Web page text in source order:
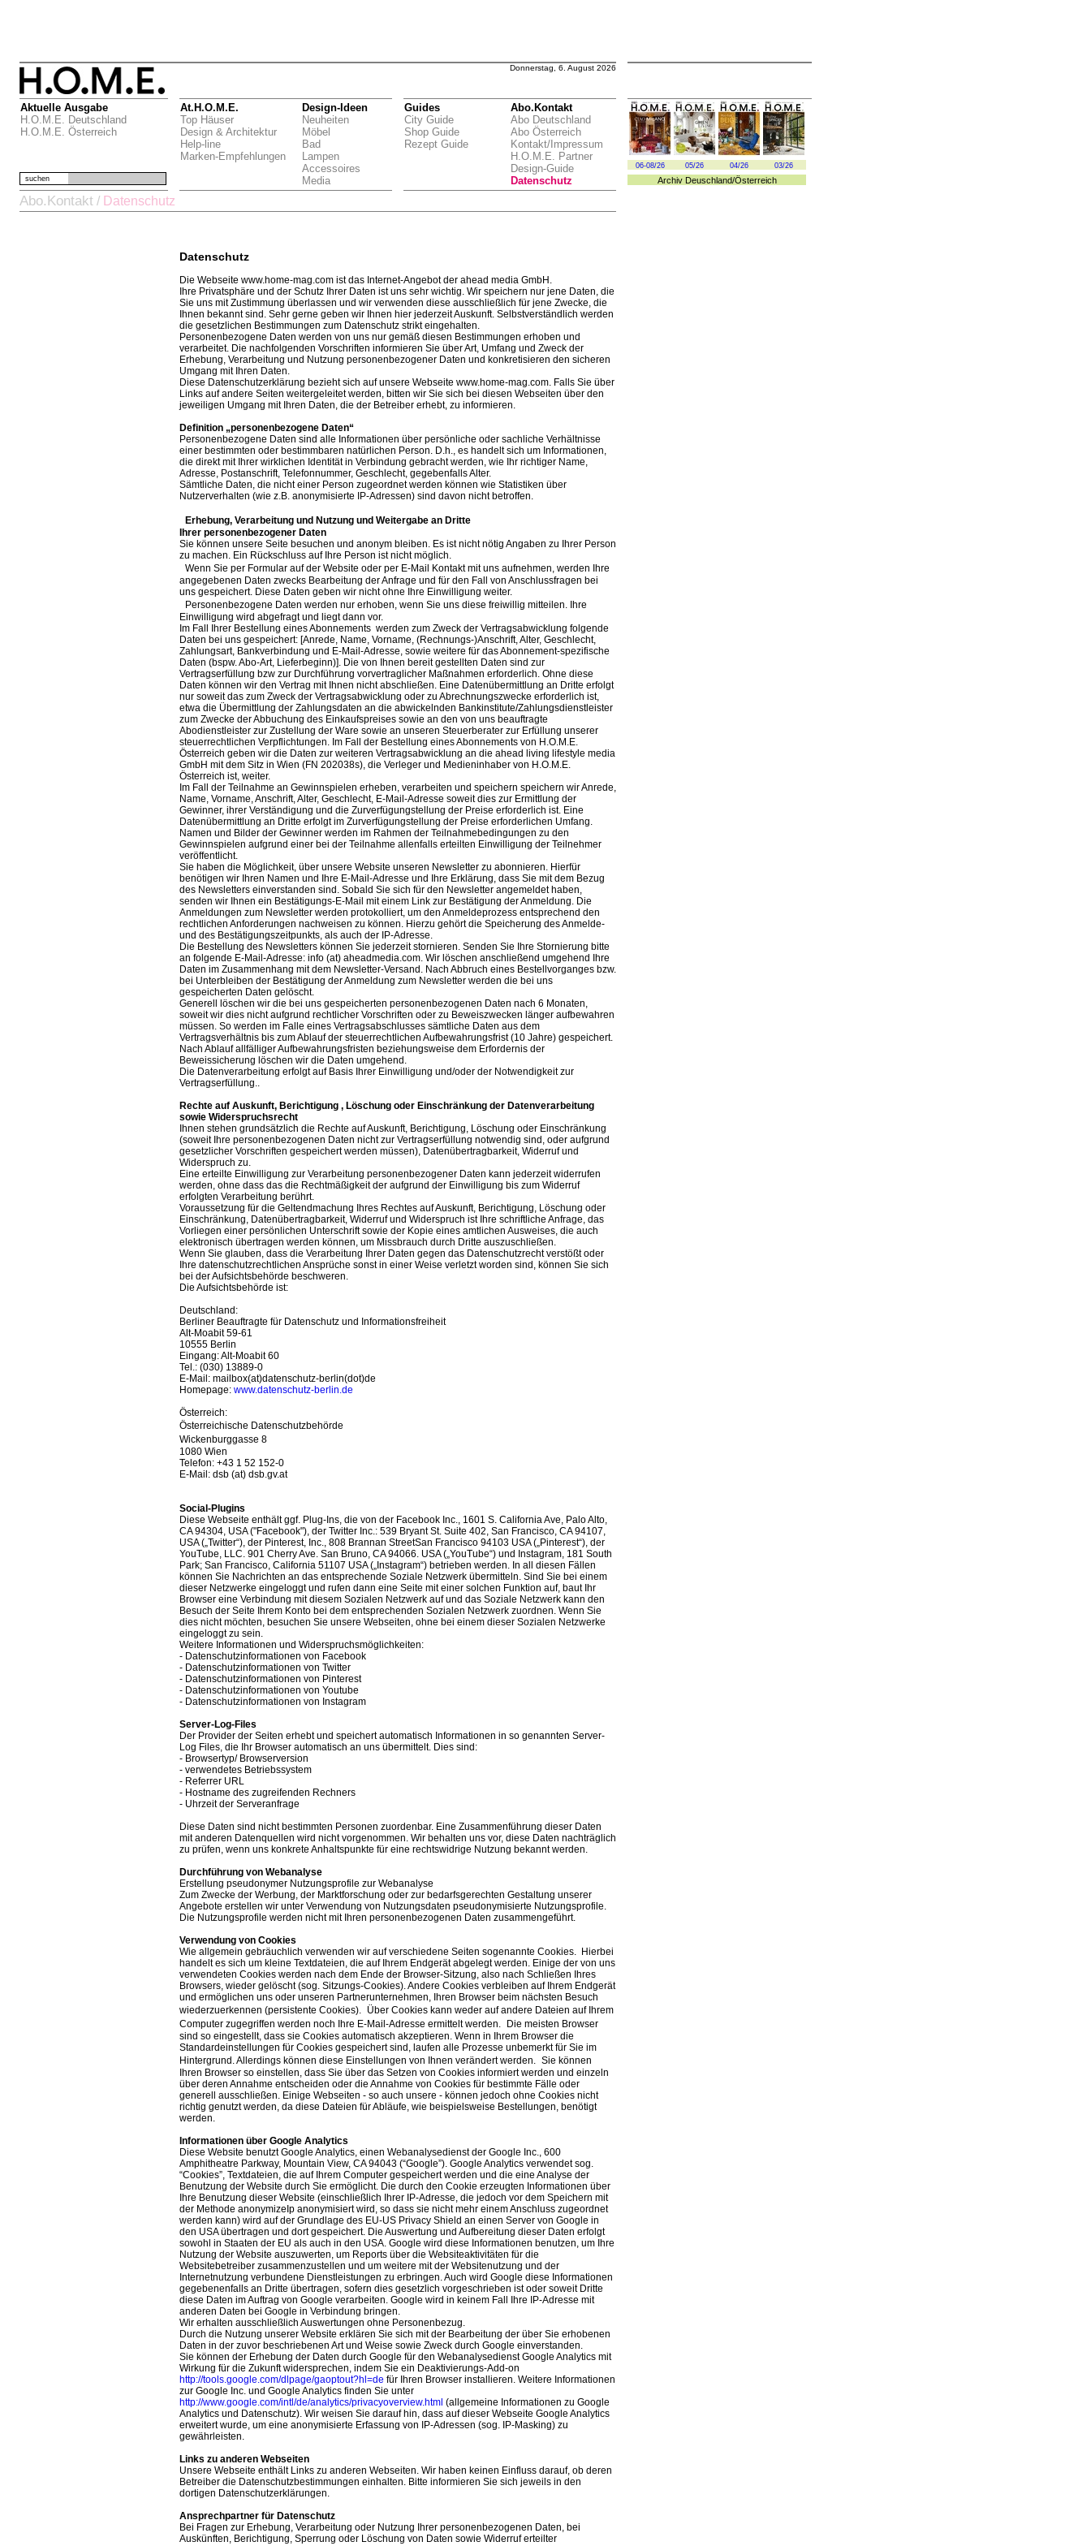
Donnerstag, 6. August 2026
Aktuelle Ausgabe
H.O.M.E. Deutschland
H.O.M.E. Österreich
At.H.O.M.E.
Top Häuser
Design & Architektur
Help-line
Marken-Empfehlungen
Design-Ideen
Neuheiten
Möbel
Bad
Lampen
Accessoires
Media
Guides
City Guide
Shop Guide
Rezept Guide
Abo.Kontakt
Abo Deutschland
Abo Österreich
Kontakt/Impressum
H.O.M.E. Partner
Design-Guide
Datenschutz
06-08/26 05/26 04/26 03/26
Archiv Deuschland/Österreich
suchen
Abo.Kontakt / Datenschutz
Datenschutz
Die Webseite www.home-mag.com ist das Internet-Angebot der ahead media GmbH.
Ihre Privatsphäre und der Schutz Ihrer Daten ist uns sehr wichtig. Wir speichern nur jene Daten, die
Sie uns mit Zustimmung überlassen und wir verwenden diese ausschließlich für jene Zwecke, die
Ihnen bekannt sind. Sehr gerne geben wir Ihnen hier jederzeit Auskunft. Selbstverständlich werden
die gesetzlichen Bestimmungen zum Datenschutz strikt eingehalten.
Personenbezogene Daten werden von uns nur gemäß diesen Bestimmungen erhoben und
verarbeitet. Die nachfolgenden Vorschriften informieren Sie über Art, Umfang und Zweck der
Erhebung, Verarbeitung und Nutzung personenbezogener Daten und konkretisieren den sicheren
Umgang mit Ihren Daten.
Diese Datenschutzerklärung bezieht sich auf unsere Webseite www.home-mag.com. Falls Sie über
Links auf andere Seiten weitergeleitet werden, bitten wir Sie sich bei diesen Webseiten über den
jeweiligen Umgang mit Ihren Daten, die der Betreiber erhebt, zu informieren.
Definition „personenbezogene Daten“
Personenbezogene Daten sind alle Informationen über persönliche oder sachliche Verhältnisse
einer bestimmten oder bestimmbaren natürlichen Person. D.h., es handelt sich um Informationen,
die direkt mit Ihrer wirklichen Identität in Verbindung gebracht werden, wie Ihr richtiger Name,
Adresse, Postanschrift, Telefonnummer, Geschlecht, gegebenfalls Alter.
Sämtliche Daten, die nicht einer Person zugeordnet werden können wie Statistiken über
Nutzerverhalten (wie z.B. anonymisierte IP-Adressen) sind davon nicht betroffen.
Erhebung, Verarbeitung und Nutzung und Weitergabe an Dritte
Ihrer personenbezogener Daten
Sie können unsere Seite besuchen und anonym bleiben. Es ist nicht nötig Angaben zu Ihrer Person
zu machen. Ein Rückschluss auf Ihre Person ist nicht möglich.
Wenn Sie per Formular auf der Website oder per E-Mail Kontakt mit uns aufnehmen, werden Ihre
angegebenen Daten zwecks Bearbeitung der Anfrage und für den Fall von Anschlussfragen bei
uns gespeichert. Diese Daten geben wir nicht ohne Ihre Einwilligung weiter.
Personenbezogene Daten werden nur erhoben, wenn Sie uns diese freiwillig mitteilen. Ihre
Einwilligung wird abgefragt und liegt dann vor.
Im Fall Ihrer Bestellung eines Abonnements werden zum Zweck der Vertragsabwicklung folgende
Daten bei uns gespeichert: [Anrede, Name, Vorname, (Rechnungs-)Anschrift, Alter, Geschlecht,
Zahlungsart, Bankverbindung und E-Mail-Adresse, sowie weitere für das Abonnement-spezifische
Daten (bspw. Abo-Art, Lieferbeginn)]. Die von Ihnen bereit gestellten Daten sind zur
Vertragserfüllung bzw zur Durchführung vorvertraglicher Maßnahmen erforderlich. Ohne diese
Daten können wir den Vertrag mit Ihnen nicht abschließen. Eine Datenübermittlung an Dritte erfolgt
nur soweit das zum Zweck der Vertragsabwicklung oder zu Abrechnungszwecke erforderlich ist,
etwa die Übermittlung der Zahlungsdaten an die abwickelnden Bankinstitute/Zahlungsdienstleister
zum Zwecke der Abbuchung des Einkaufspreises sowie an den von uns beauftragte
Abodienstleister zur Zustellung der Ware sowie an unseren Steuerberater zur Erfüllung unserer
steuerrechtlichen Verpflichtungen. Im Fall der Bestellung eines Abonnements von H.O.M.E.
Österreich geben wir die Daten zur weiteren Vertragsabwicklung an die ahead living lifestyle media
GmbH mit dem Sitz in Wien (FN 202038s), die Verleger und Medieninhaber von H.O.M.E.
Österreich ist, weiter.
Im Fall der Teilnahme an Gewinnspielen erheben, verarbeiten und speichern speichern wir Anrede,
Name, Vorname, Anschrift, Alter, Geschlecht, E-Mail-Adresse soweit dies zur Ermittlung der
Gewinner, ihrer Verständigung und die Zurverfügungstellung der Preise erforderlich ist. Eine
Datenübermittlung an Dritte erfolgt im Zurverfügungstellung der Preise erforderlichen Umfang.
Namen und Bilder der Gewinner werden im Rahmen der Teilnahmebedingungen zu den
Gewinnspielen aufgrund einer bei der Teilnahme allenfalls erteilten Einwilligung der Teilnehmer
veröffentlicht.
Sie haben die Möglichkeit, über unsere Website unseren Newsletter zu abonnieren. Hierfür
benötigen wir Ihren Namen und Ihre E-Mail-Adresse und Ihre Erklärung, dass Sie mit dem Bezug
des Newsletters einverstanden sind. Sobald Sie sich für den Newsletter angemeldet haben,
senden wir Ihnen ein Bestätigungs-E-Mail mit einem Link zur Bestätigung der Anmeldung. Die
Anmeldungen zum Newsletter werden protokolliert, um den Anmeldeprozess entsprechend den
rechtlichen Anforderungen nachweisen zu können. Hierzu gehört die Speicherung des Anmelde-
und des Bestätigungszeitpunkts, als auch der IP-Adresse.
Die Bestellung des Newsletters können Sie jederzeit stornieren. Senden Sie Ihre Stornierung bitte
an folgende E-Mail-Adresse: info (at) aheadmedia.com. Wir löschen anschließend umgehend Ihre
Daten im Zusammenhang mit dem Newsletter-Versand. Nach Abbruch eines Bestellvorganges bzw.
bei Unterbleiben der Bestätigung der Anmeldung zum Newsletter werden die bei uns
gespeicherten Daten gelöscht.
Generell löschen wir die bei uns gespeicherten personenbezogenen Daten nach 6 Monaten,
soweit wir dies nicht aufgrund rechtlicher Vorschriften oder zu Beweiszwecken länger aufbewahren
müssen. So werden im Falle eines Vertragsabschlusses sämtliche Daten aus dem
Vertragsverhältnis bis zum Ablauf der steuerrechtlichen Aufbewahrungsfrist (10 Jahre) gespeichert.
Nach Ablauf allfälliger Aufbewahrungsfristen beziehungsweise dem Erfordernis der
Beweissicherung löschen wir die Daten umgehend.
Die Datenverarbeitung erfolgt auf Basis Ihrer Einwilligung und/oder der Notwendigkeit zur
Vertragserfüllung..
Rechte auf Auskunft, Berichtigung , Löschung oder Einschränkung der Datenverarbeitung
sowie Widerspruchsrecht
Ihnen stehen grundsätzlich die Rechte auf Auskunft, Berichtigung, Löschung oder Einschränkung
(soweit Ihre personenbezogenen Daten nicht zur Vertragserfüllung notwendig sind, oder aufgrund
gesetzlicher Vorschriften gespeichert werden müssen), Datenübertragbarkeit, Widerruf und
Widerspruch zu.
Eine erteilte Einwilligung zur Verarbeitung personenbezogener Daten kann jederzeit widerrufen
werden, ohne dass das die Rechtmäßigkeit der aufgrund der Einwilligung bis zum Widerruf
erfolgten Verarbeitung berührt.
Voraussetzung für die Geltendmachung Ihres Rechtes auf Auskunft, Berichtigung, Löschung oder
Einschränkung, Datenübertragbarkeit, Widerruf und Widerspruch ist Ihre schriftliche Anfrage, das
Vorliegen einer persönlichen Unterschrift sowie der Kopie eines amtlichen Ausweises, die auch
elektronisch übertragen werden können, um Missbrauch durch Dritte auszuschließen.
Wenn Sie glauben, dass die Verarbeitung Ihrer Daten gegen das Datenschutzrecht verstößt oder
Ihre datenschutzrechtlichen Ansprüche sonst in einer Weise verletzt worden sind, können Sie sich
bei der Aufsichtsbehörde beschweren.
Die Aufsichtsbehörde ist:
Deutschland:
Berliner Beauftragte für Datenschutz und Informationsfreiheit
Alt-Moabit 59-61
10555 Berlin
Eingang: Alt-Moabit 60
Tel.: (030) 13889-0
E-Mail: mailbox(at)datenschutz-berlin(dot)de
Homepage: www.datenschutz-berlin.de
Österreich:
Österreichische Datenschutzbehörde
Wickenburggasse 8
1080 Wien
Telefon: +43 1 52 152-0
E-Mail: dsb (at) dsb.gv.at
Social-Plugins
Diese Webseite enthält ggf. Plug-Ins, die von der Facebook Inc., 1601 S. California Ave, Palo Alto,
CA 94304, USA ("Facebook"), der Twitter Inc.: 539 Bryant St. Suite 402, San Francisco, CA 94107,
USA („Twitter“), der Pinterest, Inc., 808 Brannan StreetSan Francisco 94103 USA („Pinterest“), der
YouTube, LLC. 901 Cherry Ave. San Bruno, CA 94066. USA („YouTube“) und Instagram, 181 South
Park; San Francisco, California 51107 USA („Instagram“) betrieben werden. In all diesen Fällen
können Sie Nachrichten an das entsprechende Soziale Netzwerk übermitteln. Sind Sie bei einem
dieser Netzwerke eingeloggt und rufen dann eine Seite mit einer solchen Funktion auf, baut Ihr
Browser eine Verbindung mit diesem Sozialen Netzwerk auf und das Soziale Netzwerk kann den
Besuch der Seite Ihrem Konto bei dem entsprechenden Sozialen Netzwerk zuordnen. Wenn Sie
dies nicht möchten, besuchen Sie unsere Webseiten, ohne bei einem dieser Sozialen Netzwerke
eingeloggt zu sein.
Weitere Informationen und Widerspruchsmöglichkeiten:
- Datenschutzinformationen von Facebook
- Datenschutzinformationen von Twitter
- Datenschutzinformationen von Pinterest
- Datenschutzinformationen von Youtube
- Datenschutzinformationen von Instagram
Server-Log-Files
Der Provider der Seiten erhebt und speichert automatisch Informationen in so genannten Server-
Log Files, die Ihr Browser automatisch an uns übermittelt. Dies sind:
- Browsertyp/ Browserversion
- verwendetes Betriebssystem
- Referrer URL
- Hostname des zugreifenden Rechners
- Uhrzeit der Serveranfrage
Diese Daten sind nicht bestimmten Personen zuordenbar. Eine Zusammenführung dieser Daten
mit anderen Datenquellen wird nicht vorgenommen. Wir behalten uns vor, diese Daten nachträglich
zu prüfen, wenn uns konkrete Anhaltspunkte für eine rechtswidrige Nutzung bekannt werden.
Durchführung von Webanalyse
Erstellung pseudonymer Nutzungsprofile zur Webanalyse
Zum Zwecke der Werbung, der Marktforschung oder zur bedarfsgerechten Gestaltung unserer
Angebote erstellen wir unter Verwendung von Nutzungsdaten pseudonymisierte Nutzungsprofile.
Die Nutzungsprofile werden nicht mit Ihren personenbezogenen Daten zusammengeführt.
Verwendung von Cookies
Wie allgemein gebräuchlich verwenden wir auf verschiedene Seiten sogenannte Cookies. Hierbei
handelt es sich um kleine Textdateien, die auf Ihrem Endgerät abgelegt werden. Einige der von uns
verwendeten Cookies werden nach dem Ende der Browser-Sitzung, also nach Schließen Ihres
Browsers, wieder gelöscht (sog. Sitzungs-Cookies). Andere Cookies verbleiben auf Ihrem Endgerät
und ermöglichen uns oder unseren Partnerunternehmen, Ihren Browser beim nächsten Besuch
wiederzuerkennen (persistente Cookies). Über Cookies kann weder auf andere Dateien auf Ihrem
Computer zugegriffen werden noch Ihre E-Mail-Adresse ermittelt werden. Die meisten Browser
sind so eingestellt, dass sie Cookies automatisch akzeptieren. Wenn in Ihrem Browser die
Standardeinstellungen für Cookies gespeichert sind, laufen alle Prozesse unbemerkt für Sie im
Hintergrund. Allerdings können diese Einstellungen von Ihnen verändert werden. Sie können
Ihren Browser so einstellen, dass Sie über das Setzen von Cookies informiert werden und einzeln
über deren Annahme entscheiden oder die Annahme von Cookies für bestimmte Fälle oder
generell ausschließen. Einige Webseiten - so auch unsere - können jedoch ohne Cookies nicht
richtig genutzt werden, da diese Dateien für Abläufe, wie beispielsweise Bestellungen, benötigt
werden.
Informationen über Google Analytics
Diese Website benutzt Google Analytics, einen Webanalysedienst der Google Inc., 600
Amphitheatre Parkway, Mountain View, CA 94043 (“Google”). Google Analytics verwendet sog.
“Cookies”, Textdateien, die auf Ihrem Computer gespeichert werden und die eine Analyse der
Benutzung der Website durch Sie ermöglicht. Die durch den Cookie erzeugten Informationen über
Ihre Benutzung dieser Website (einschließlich Ihrer IP-Adresse, die jedoch vor dem Speichern mit
der Methode anonymizeIp anonymisiert wird, so dass sie nicht mehr einem Anschluss zugeordnet
werden kann) wird auf der Grundlage des EU-US Privacy Shield an einen Server von Google in
den USA übertragen und dort gespeichert. Die Auswertung und Aufbereitung dieser Daten erfolgt
sowohl in Staaten der EU als auch in den USA. Google wird diese Informationen benutzen, um Ihre
Nutzung der Website auszuwerten, um Reports über die Websiteaktivitäten für die
Websitebetreiber zusammenzustellen und um weitere mit der Websitenutzung und der
Internetnutzung verbundene Dienstleistungen zu erbringen. Auch wird Google diese Informationen
gegebenenfalls an Dritte übertragen, sofern dies gesetzlich vorgeschrieben ist oder soweit Dritte
diese Daten im Auftrag von Google verarbeiten. Google wird in keinem Fall Ihre IP-Adresse mit
anderen Daten bei Google in Verbindung bringen.
Wir erhalten ausschließlich Auswertungen ohne Personenbezug.
Durch die Nutzung unserer Website erklären Sie sich mit der Bearbeitung der über Sie erhobenen
Daten in der zuvor beschriebenen Art und Weise sowie Zweck durch Google einverstanden.
Sie können der Erhebung der Daten durch Google für den Webanalysedienst Google Analytics mit
Wirkung für die Zukunft widersprechen, indem Sie ein Deaktivierungs-Add-on
http://tools.google.com/dlpage/gaoptout?hl=de für Ihren Browser installieren. Weitere Informationen
zur Google Inc. und Google Analytics finden Sie unter
http://www.google.com/intl/de/analytics/privacyoverview.html (allgemeine Informationen zu Google
Analytics und Datenschutz). Wir weisen Sie darauf hin, dass auf dieser Webseite Google Analytics
erweitert wurde, um eine anonymisierte Erfassung von IP-Adressen (sog. IP-Masking) zu
gewährleisten.
Links zu anderen Webseiten
Unsere Webseite enthält Links zu anderen Webseiten. Wir haben keinen Einfluss darauf, ob deren
Betreiber die Datenschutzbestimmungen einhalten. Bitte informieren Sie sich jeweils in den
dortigen Datenschutzerklärungen.
Ansprechpartner für Datenschutz
Bei Fragen zur Erhebung, Verarbeitung oder Nutzung Ihrer personenbezogenen Daten, bei
Auskünften, Berichtigung, Sperrung oder Löschung von Daten sowie Widerruf erteilter